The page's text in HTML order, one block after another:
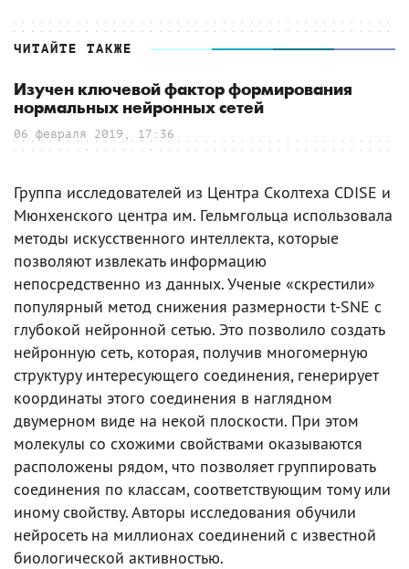
ЧИТАЙТЕ ТАКЖЕ
Изучен ключевой фактор формирования
нормальных нейронных сетей
06 февраля 2019, 17:36
Группа исследователей из Центра Сколтеха CDISE и
Мюнхенского центра им. Гельмгольца использовала
методы искусственного интеллекта, которые
позволяют извлекать информацию
непосредственно из данных. Ученые «скрестили»
популярный метод снижения размерности t-SNE с
глубокой нейронной сетью. Это позволило создать
нейронную сеть, которая, получив многомерную
структуру интересующего соединения, генерирует
координаты этого соединения в наглядном
двумерном виде на некой плоскости. При этом
молекулы со схожими свойствами оказываются
расположены рядом, что позволяет группировать
соединения по классам, соответствующим тому или
иному свойству. Авторы исследования обучили
нейросеть на миллионах соединений с известной
биологической активностью.